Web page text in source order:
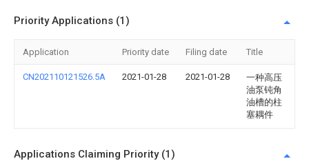
Priority Applications (1)
Application Priority date Filing date Title
CN202110121526.5A 2021-01-28 2021-01-28
一种高压
油泵钝角
油槽的柱
塞耦件
Applications Claiming Priority (1)